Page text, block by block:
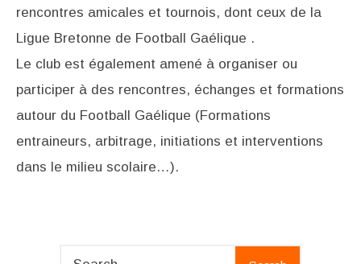
rencontres amicales et tournois, dont ceux de la
Ligue Bretonne de Football Gaélique .
Le club est également amené à organiser ou
participer à des rencontres, échanges et formations
autour du Football Gaélique (Formations
entraineurs, arbitrage, initiations et interventions
dans le milieu scolaire…).